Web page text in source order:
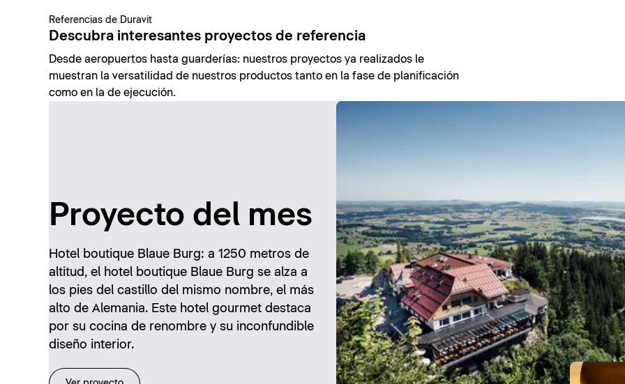
Referencias de Duravit
Descubra interesantes proyectos de referencia
Desde aeropuertos hasta guarderías: nuestros proyectos ya realizados le
muestran la versatilidad de nuestros productos tanto en la fase de planificación
como en la de ejecución.
Proyecto del mes
Hotel boutique Blaue Burg: a 1250 metros de
altitud, el hotel boutique Blaue Burg se alza a
los pies del castillo del mismo nombre, el más
alto de Alemania. Este hotel gourmet destaca
por su cocina de renombre y su inconfundible
diseño interior.